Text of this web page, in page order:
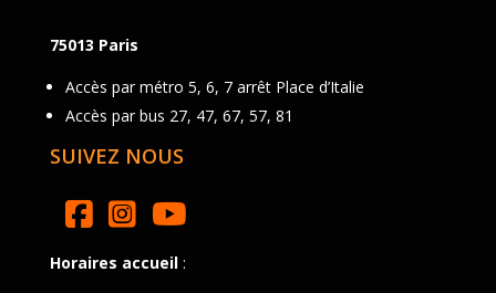
75013 Paris
Accès par métro 5, 6, 7 arrêt Place d’Italie
Accès par bus 27, 47, 67, 57, 81
SUIVEZ NOUS
Horaires accueil: